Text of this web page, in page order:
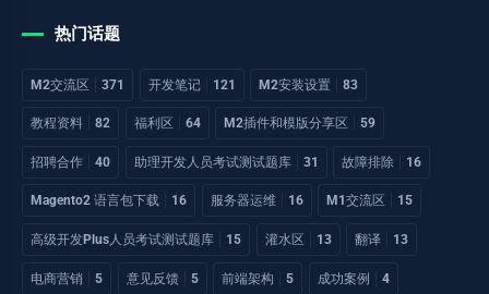
热门话题
M2交流区 371 开发笔记 121 M2安装设置 83
教程资料 82 福利区 64 M2插件和模版分享区 59
招聘合作 40 助理开发人员考试测试题库 31 故障排除 16
Magento2 语言包下载 16 服务器运维 16 M1交流区 15
高级开发Plus人员考试测试题库 15 灌水区 13 翻译 13
电商营销 5 意见反馈 5 前端架构 5 成功案例 4